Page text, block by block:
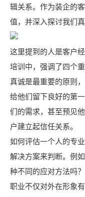
辑关系。作为装企的
值，并深入探讨我们
这里提到的人是客户
培训中，强调了四个
真诚是最重要的原则
给他们留下良好的第
们的需求，甚至预见
户建立起信任关系。
如何评估一个人的专
解决方案来判断。例
种不同的应对方法吗？
职业不仅对外在形象